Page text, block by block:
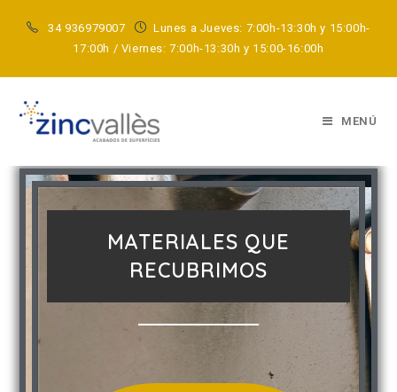
34 936979007
Lunes a Jueves: 7:00h-13:30h y 15:00h-
17:00h / Viernes: 7:00h-13:30h y 15:00-16:00h
MENÚ
MATERIALES QUE RECUBRIMOS
MATERIALES QUE
RECUBRIMOS